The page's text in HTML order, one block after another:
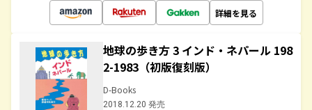
詳細を見る
地球の歩き方 3 インド・ネパール 198
2-1983（初版復刻版）
D-Books
2018.12.20 発売